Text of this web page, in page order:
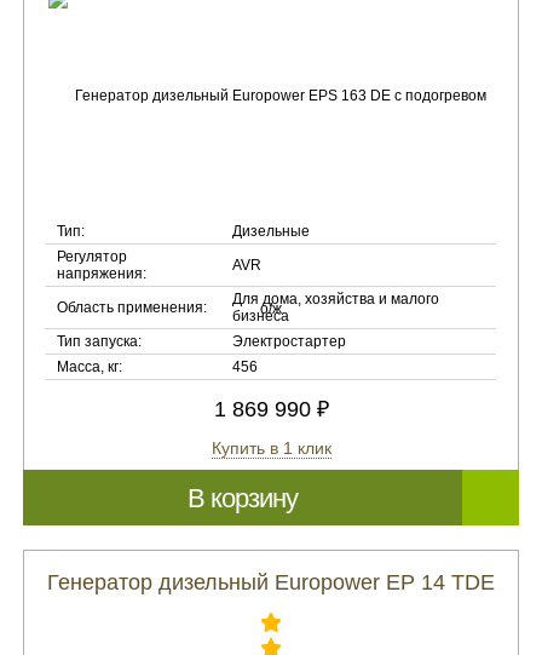
Тип:
Дизельные
Регулятор
напряжения:
AVR
Область применения:
Для дома, хозяйства и малого
бизнеса
Тип запуска:
Электростартер
Масса, кг:
456
1 869 990 ₽
Купить в 1 клик
В корзину
Генератор дизельный Europower EP 14 TDE